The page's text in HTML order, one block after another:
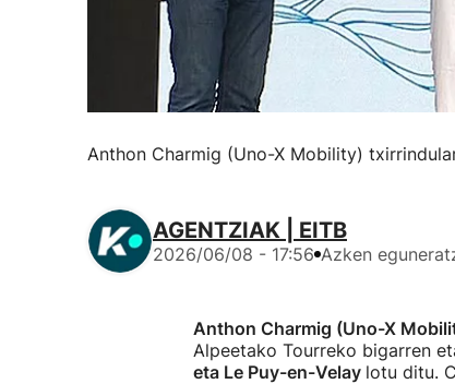
Anthon Charmig (Uno-X Mobility)
AGENTZIAK | EITB
2026/06/08 - 17:56 Azken
Anthon Charmig (Uno-X
Alpeetako Tourreko bigarren
eta Le Puy-en-Velay lotu ditu.